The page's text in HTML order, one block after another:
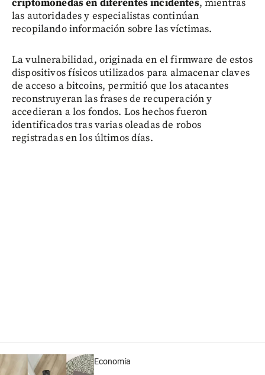
criptomonedas en diferentes incidentes, mientras
las autoridades y especialistas continúan
recopilando información sobre las víctimas.
La vulnerabilidad, originada en el firmware de estos
dispositivos físicos utilizados para almacenar claves
de acceso a bitcoins, permitió que los atacantes
reconstruyeran las frases de recuperación y
accedieran a los fondos. Los hechos fueron
identificados tras varias oleadas de robos
registradas en los últimos días.
Economía